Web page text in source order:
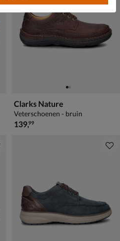
Clarks Nature
Veterschoenen - bruin
€ 139,99
139,99